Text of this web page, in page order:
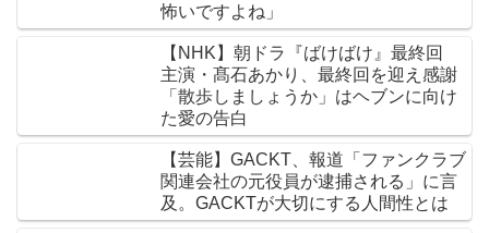
怖いですよね」
【NHK】朝ドラ『ばけばけ』最終回
主演・髙石あかり、最終回を迎え感謝
「散歩しましょうか」はヘブンに向け
た愛の告白
【芸能】GACKT、報道「ファンクラブ
関連会社の元役員が逮捕される」に言
及。GACKTが大切にする人間性とは